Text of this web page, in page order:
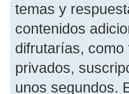
temas y
contenidos
difrutarías,
privados,
unos segundos.